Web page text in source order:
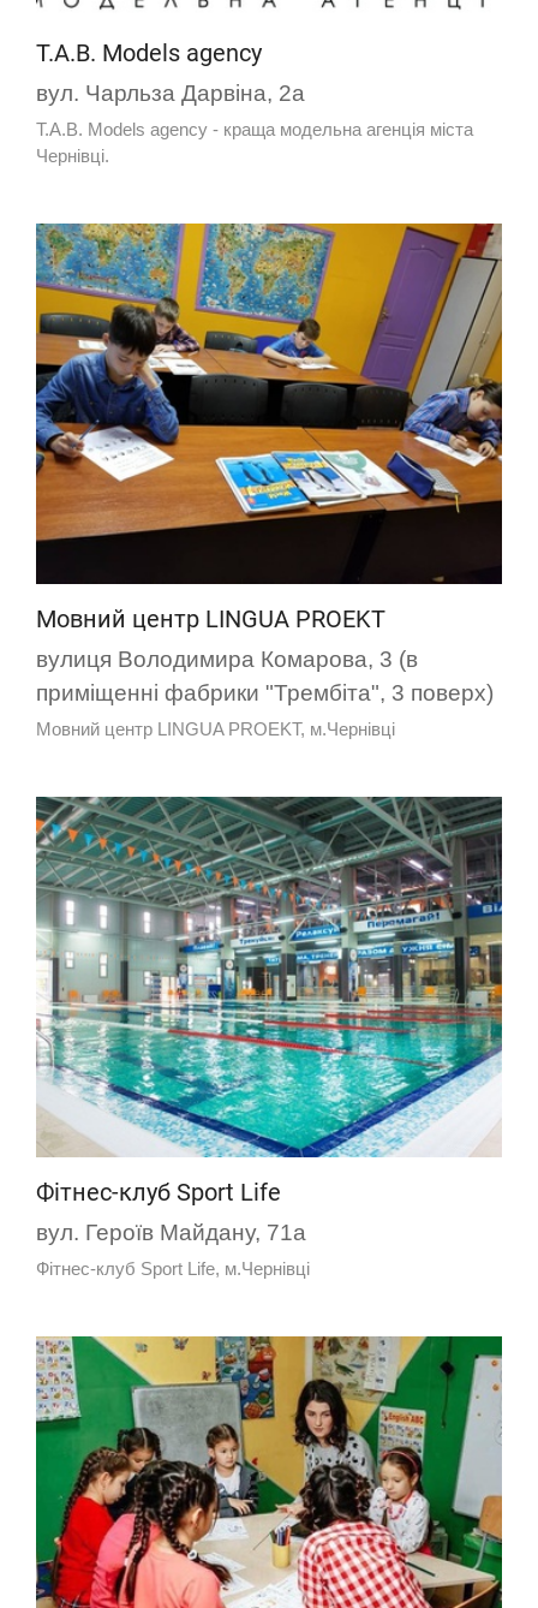
T.A.B. Models agency
вул. Чарльза Дарвіна, 2а
T.A.B. Models agency - краща модельна агенція міста
Чернівці.
Мовний центр LINGUA PROEKT
вулиця Володимира Комарова, 3 (в
приміщенні фабрики "Трембіта", 3 поверх)
Мовний центр LINGUA PROEKT, м.Чернівці
Фітнес-клуб Sport Life
вул. Героїв Майдану, 71а
Фітнес-клуб Sport Life, м.Чернівці